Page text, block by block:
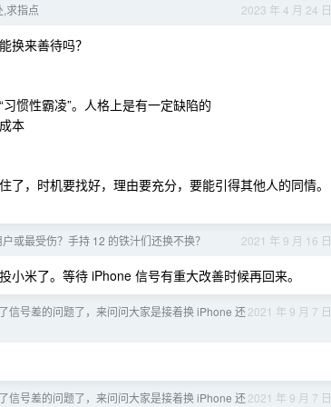
2023 年 4 月 24 日
求指点
换来善待吗？
惯性霸凌”。人格上是有一定缺陷的
本
，时机要找好，理由要充分，要能引得其他人的同情。
2021 年 9 月 16 日
或最受伤？手持 12 的铁汁们还换不换？
米了。等待 iPhone 信号有重大改善时候再回来。
2021 年 9 月 7 日
信号差的问题了，来问问大家是接着换 iPhone 还
2021 年 9 月 7 日
信号差的问题了，来问问大家是接着换 iPhone 还